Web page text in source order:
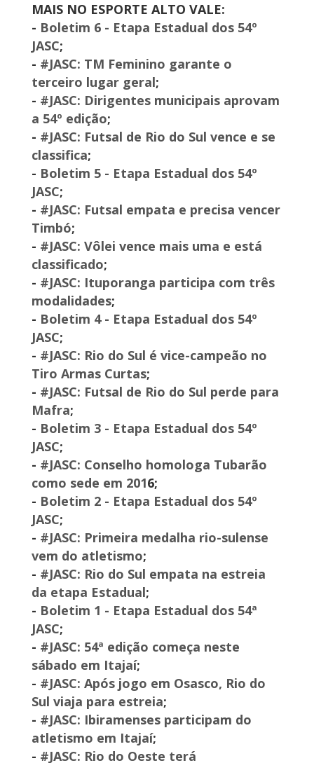
MAIS NO ESPORTE ALTO VALE:
- Boletim 6 - Etapa Estadual dos 54º
JASC;
- #JASC: TM Feminino garante o
terceiro lugar geral;
- #JASC: Dirigentes municipais aprovam
a 54º edição;
- #JASC: Futsal de Rio do Sul vence e se
classifica;
- Boletim 5 - Etapa Estadual dos 54º
JASC;
- #JASC: Futsal empata e precisa vencer
Timbó;
- #JASC: Vôlei vence mais uma e está
classificado;
- #JASC: Ituporanga participa com três
modalidades;
- Boletim 4 - Etapa Estadual dos 54º
JASC;
- #JASC: Rio do Sul é vice-campeão no
Tiro Armas Curtas;
- #JASC: Futsal de Rio do Sul perde para
Mafra;
- Boletim 3 - Etapa Estadual dos 54º
JASC;
- #JASC: Conselho homologa Tubarão
como sede em 2016;
- Boletim 2 - Etapa Estadual dos 54º
JASC;
- #JASC: Primeira medalha rio-sulense
vem do atletismo;
- #JASC: Rio do Sul empata na estreia
da etapa Estadual;
- Boletim 1 - Etapa Estadual dos 54ª
JASC;
- #JASC: 54ª edição começa neste
sábado em Itajaí;
- #JASC: Após jogo em Osasco, Rio do
Sul viaja para estreia;
- #JASC: Ibiramenses participam do
atletismo em Itajaí;
- #JASC: Rio do Oeste terá